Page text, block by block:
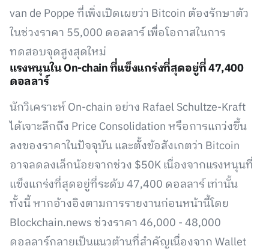
van de Poppe ที่เพิ่งเปิดเผยว่า Bitcoin ต้องรักษาตัว
ในช่วงราคา 55,000 ดอลลาร์ เพื่อโอกาสในการ
ทดสอบจุดสูงสุดใหม่
แรงหนุนใน On-chain ที่แข็งแกร่งที่สุดอยู่ที่ 47,400
ดอลลาร์
นักวิเคราะห์ On-chain อย่าง Rafael Schultze-Kraft
ได้เจาะลึกถึง Price Consolidation หรือการแกว่งขึ้น
ลงของราคาในปัจจุบัน และตั้งข้อสังเกตว่า Bitcoin
อาจลดลงเล็กน้อยจากช่วง $50K เนื่องจากแรงหนุนที่
แข็งแกร่งที่สุดอยู่ที่ระดับ 47,400 ดอลลาร์ เท่านั้น
ทั้งนี้ หากอ้างอิงตามการรายงานก่อนหน้านี้โดย
Blockchain.news ช่วงราคา 46,000 - 48,000
ดอลลาร์กลายเป็นแนวต้านที่สำคัญเนื่องจาก Wallet